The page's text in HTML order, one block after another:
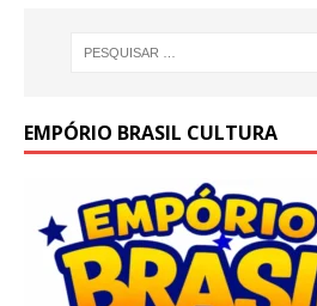
EMPÓRIO BRASIL CULTURA